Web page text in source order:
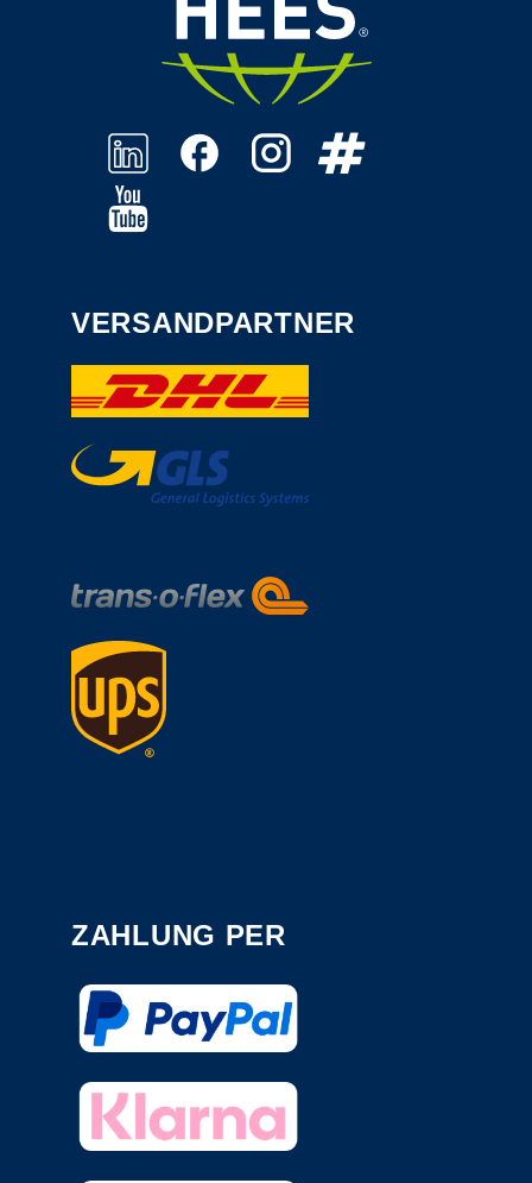
VERSANDPARTNER
ZAHLUNG PER